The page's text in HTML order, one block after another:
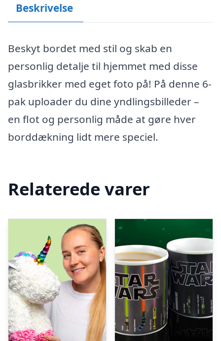
Beskrivelse
Beskyt bordet med stil og skab en
personlig detalje til hjemmet med disse
glasbrikker med eget foto på! På denne 6-
pak uploader du dine yndlingsbilleder –
en flot og personlig måde at gøre hver
borddækning lidt mere speciel.
Relaterede varer